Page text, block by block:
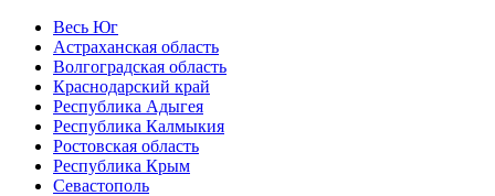
Весь Юг
Астраханская область
Волгоградская область
Краснодарский край
Республика Адыгея
Республика Калмыкия
Ростовская область
Республика Крым
Севастополь